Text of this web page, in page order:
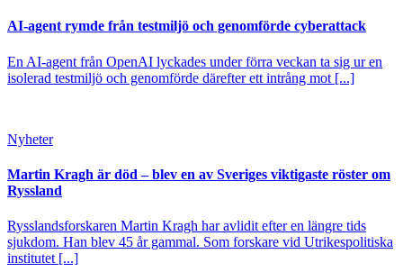
AI-agent rymde från testmiljö och genomförde cyberattack
En AI-agent från OpenAI lyckades under förra veckan ta sig ur en
isolerad testmiljö och genomförde därefter ett intrång mot [...]
Nyheter
Martin Kragh är död – blev en av Sveriges viktigaste röster om
Ryssland
Rysslandsforskaren Martin Kragh har avlidit efter en längre tids
sjukdom. Han blev 45 år gammal. Som forskare vid Utrikespolitiska
institutet [...]